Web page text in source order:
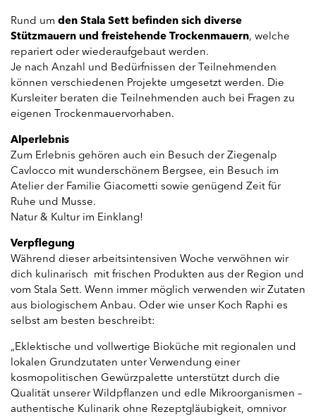
​Rund um den Stala Sett befinden sich diverse
Stützmauern und freistehende Trockenmauern, welche
repariert oder wiederaufgebaut werden.
Je nach Anzahl und Bedürfnissen der Teilnehmenden
können verschiedenen Projekte umgesetzt werden. Die
Kursleiter beraten die Teilnehmenden auch bei Fragen zu
eigenen Trockenmauervorhaben.
Alperlebnis
Zum Erlebnis gehören auch ein Besuch der Ziegenalp
Cavlocco mit wunderschönem Bergsee, ein Besuch im
Atelier der Familie Giacometti sowie genügend Zeit für
Ruhe und Musse.
Natur & Kultur im Einklang!
Verpflegung
Während dieser arbeitsintensiven Woche verwöhnen wir
dich kulinarisch mit frischen Produkten aus der Region und
vom Stala Sett. Wenn immer möglich verwenden wir Zutaten
aus biologischem Anbau. Oder wie unser Koch Raphi es
selbst am besten beschreibt:
„Eklektische und vollwertige Bioküche mit regionalen und
lokalen Grundzutaten unter Verwendung einer
kosmopolitischen Gewürzpalette unterstützt durch die
Qualität unserer Wildpflanzen und edle Mikroorganismen –
authentische Kulinarik ohne Rezeptgläubigkeit, omnivor